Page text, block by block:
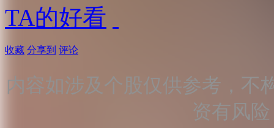
TA的好看
收藏 分享到 评论
内容如涉及个股仅供参考，不
资有风